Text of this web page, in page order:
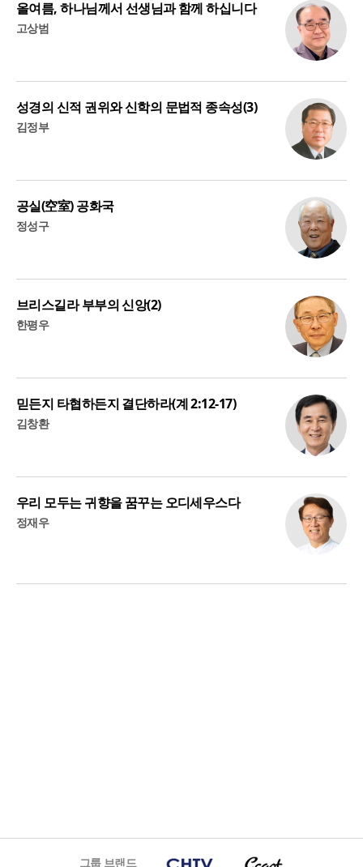
올여름, 하나님께서 선생님과 함께 하십니다
고상범
성경의 신적 권위와 신학의 문법적 종속성(3)
김정부
공실(空室) 공화국
정성구
브리스길라 부부의 신앙(2)
한평우
믿든지 타협하든지 결단하라(계 2:12-17)
김창환
우리 모두는 귀향을 꿈꾸는 오디세우스다
정재우
그룹 브랜드